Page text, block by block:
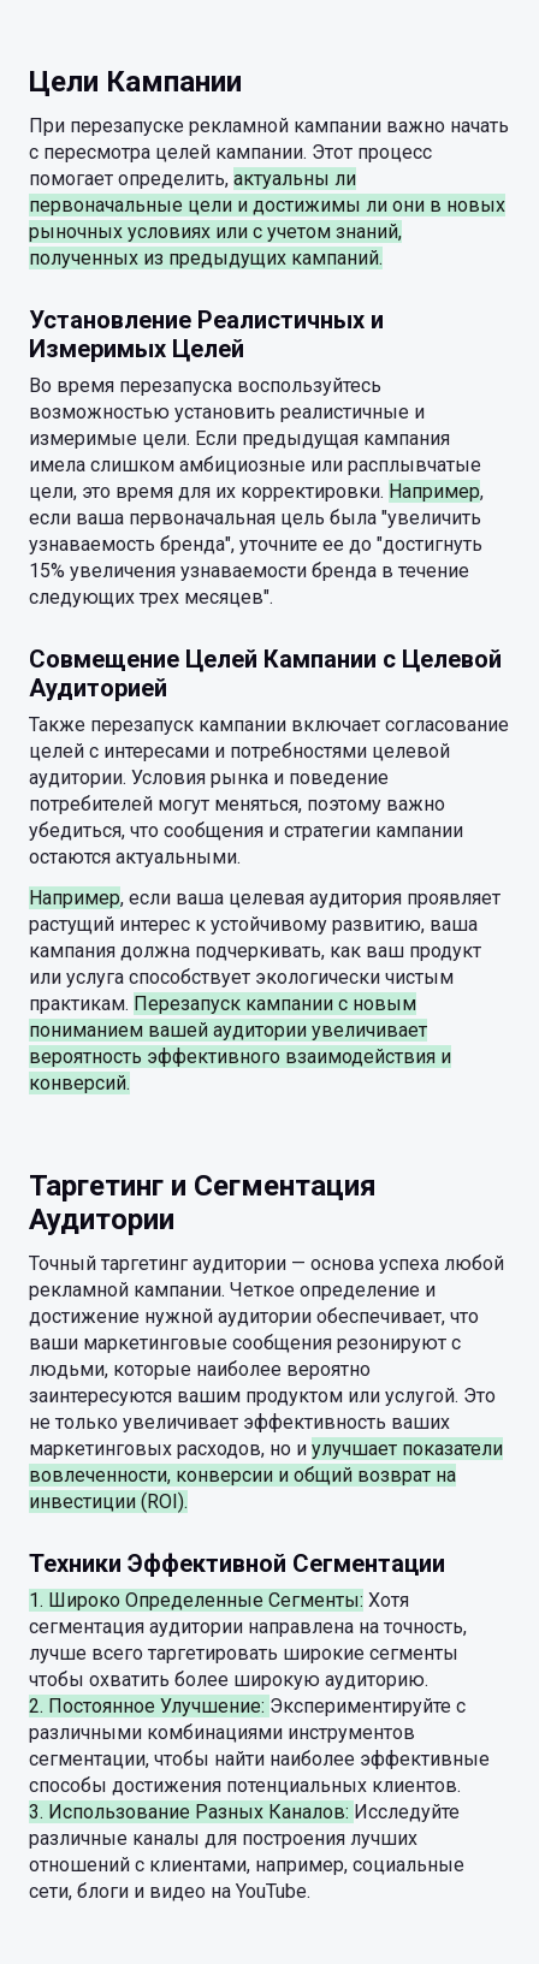
Цели Кампании
При перезапуске рекламной кампании важно начать
с пересмотра целей кампании. Этот процесс
помогает определить, актуальны ли
первоначальные цели и достижимы ли они в новых
рыночных условиях или с учетом знаний,
полученных из предыдущих кампаний.
Установление Реалистичных и
Измеримых Целей
Во время перезапуска воспользуйтесь
возможностью установить реалистичные и
измеримые цели. Если предыдущая кампания
имела слишком амбициозные или расплывчатые
цели, это время для их корректировки. Например,
если ваша первоначальная цель была "увеличить
узнаваемость бренда", уточните ее до "достигнуть
15% увеличения узнаваемости бренда в течение
следующих трех месяцев".
Совмещение Целей Кампании с Целевой
Аудиторией
Также перезапуск кампании включает согласование
целей с интересами и потребностями целевой
аудитории. Условия рынка и поведение
потребителей могут меняться, поэтому важно
убедиться, что сообщения и стратегии кампании
остаются актуальными.
Например, если ваша целевая аудитория проявляет
растущий интерес к устойчивому развитию, ваша
кампания должна подчеркивать, как ваш продукт
или услуга способствует экологически чистым
практикам. Перезапуск кампании с новым
пониманием вашей аудитории увеличивает
вероятность эффективного взаимодействия и
конверсий.
Таргетинг и Сегментация
Аудитории
Точный таргетинг аудитории — основа успеха любой
рекламной кампании. Четкое определение и
достижение нужной аудитории обеспечивает, что
ваши маркетинговые сообщения резонируют с
людьми, которые наиболее вероятно
заинтересуются вашим продуктом или услугой. Это
не только увеличивает эффективность ваших
маркетинговых расходов, но и улучшает показатели
вовлеченности, конверсии и общий возврат на
инвестиции (ROI).
Техники Эффективной Сегментации
1. Широко Определенные Сегменты: Хотя
сегментация аудитории направлена на точность,
лучше всего таргетировать широкие сегменты
чтобы охватить более широкую аудиторию.
2. Постоянное Улучшение: Экспериментируйте с
различными комбинациями инструментов
сегментации, чтобы найти наиболее эффективные
способы достижения потенциальных клиентов.
3. Использование Разных Каналов: Исследуйте
различные каналы для построения лучших
отношений с клиентами, например, социальные
сети, блоги и видео на YouTube.